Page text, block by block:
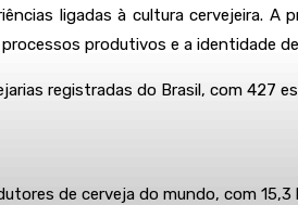
ligadas à cultura cervejeira.
produtivos e a identidade
registradas do Brasil, com 427
de cerveja do mundo, com